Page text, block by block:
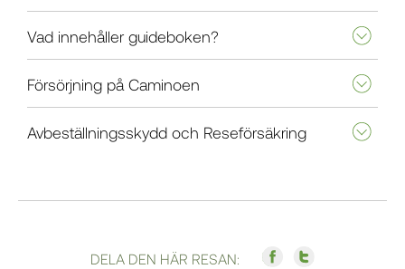
Vad innehåller guideboken?
Försörjning på Caminoen
Avbeställningsskydd och Reseförsäkring
DELA DEN HÄR RESAN: